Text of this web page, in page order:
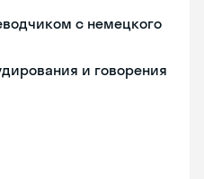
с немецкого
и говорения